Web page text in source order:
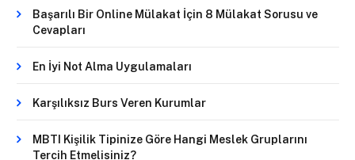
Başarılı Bir Online Mülakat İçin 8 Mülakat Sorusu ve
Cevapları
En İyi Not Alma Uygulamaları
Karşılıksız Burs Veren Kurumlar
MBTI Kişilik Tipinize Göre Hangi Meslek Gruplarını
Tercih Etmelisiniz?